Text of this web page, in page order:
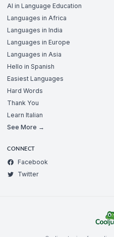
AI in Language Education
Languages in Africa
Languages in India
Languages in Europe
Languages in Asia
Hello in Spanish
Easiest Languages
Hard Words
Thank You
Learn Italian
See More →
CONNECT
Facebook
Twitter